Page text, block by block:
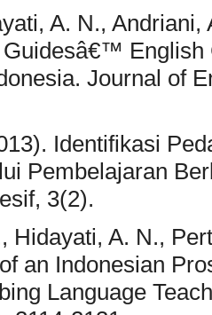
A. N., Andriani,
Guidesâ€™
Journal of
Identifikasi
Pembelajaran
3(2).
Hidayati, A. N.,
an Indonesian
Language